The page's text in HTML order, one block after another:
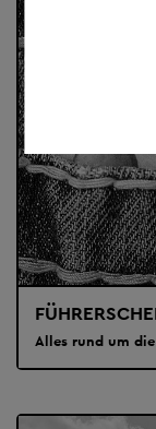
Alles rund um